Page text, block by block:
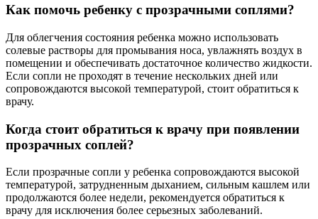
Как помочь ребенку с прозрачными соплями?
Для облегчения состояния ребенка можно использовать
солевые растворы для промывания носа, увлажнять воздух в
помещении и обеспечивать достаточное количество жидкости.
Если сопли не проходят в течение нескольких дней или
сопровождаются высокой температурой, стоит обратиться к
врачу.
Когда стоит обратиться к врачу при появлении
прозрачных соплей?
Если прозрачные сопли у ребенка сопровождаются высокой
температурой, затрудненным дыханием, сильным кашлем или
продолжаются более недели, рекомендуется обратиться к
врачу для исключения более серьезных заболеваний.